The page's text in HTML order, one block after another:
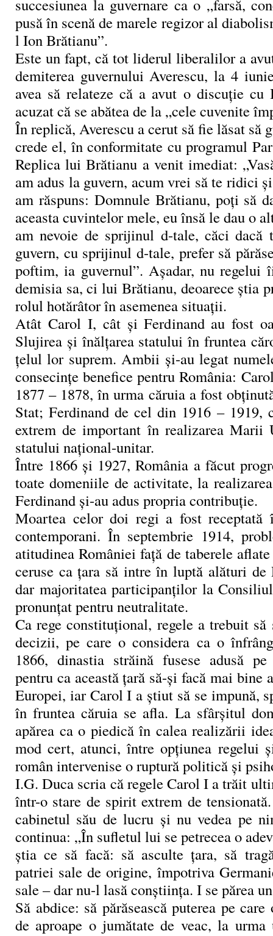
succesiunea la guvernare ca o „farsă,
pusă în scenă de marele regizor al
l Ion Brătianu”.
Este un fapt, că tot liderul liberalilor a
demiterea guvernului Averescu, la 4
avea să relateze că a avut o discuţie cu
acuzat că se abătea de la „cele cuvenite
În replică, Averescu a cerut să fie lăsat să
crede el, în conformitate cu programul
Replica lui Brătianu a venit imediat:
am adus la guvern, acum vrei să te ridici
am răspuns: Domnule Brătianu, poţi să
aceasta cuvintelor mele, eu însă le dau o
am nevoie de sprijinul d-tale, căci dacă
guvern, cu sprijinul d-tale, prefer să
poftim, ia guvernul”. Aşadar, nu regelui
demisia sa, ci lui Brătianu, deoarece ştia
rolul hotărâtor în asemenea situaţii.
Atât Carol I, cât şi Ferdinand au fost
Slujirea şi înălţarea statului în fruntea
ţelul lor suprem. Ambii şi-au legat
consecinţe benefice pentru România:
1877 – 1878, în urma căruia a fost
Stat; Ferdinand de cel din 1916 – 1919,
extrem de important în realizarea
statului naţional-unitar.
Între 1866 şi 1927, România a făcut
toate domeniile de activitate, la
Ferdinand şi-au adus propria contribuţie.
Moartea celor doi regi a fost
contemporani. În septembrie 1914,
atitudinea României faţă de taberele
ceruse ca ţara să intre în luptă alături de
dar majoritatea participanţilor la
pronunţat pentru neutralitate.
Ca rege constituţional, regele a trebuit să
decizii, pe care o considera ca o
1866, dinastia străină fusese adusă
pentru ca această ţară să-şi facă mai bine
Europei, iar Carol I a ştiut să se impună,
în fruntea căruia se afla. La sfârşitul
apărea ca o piedică în calea realizării
mod cert, atunci, între opţiunea regelui
român intervenise o ruptură politică şi
I.G. Duca scria că regele Carol I a trăit
într-o stare de spirit extrem de
cabinetul său de lucru şi nu vedea pe
continua: „În sufletul lui se petrecea o
ştia ce să facă: să asculte ţara, să
patriei sale de origine, împotriva
sale – dar nu-l lasă conştiinţa. I se părea
Să abdice: să părăsească puterea pe
de aproape o jumătate de veac, la